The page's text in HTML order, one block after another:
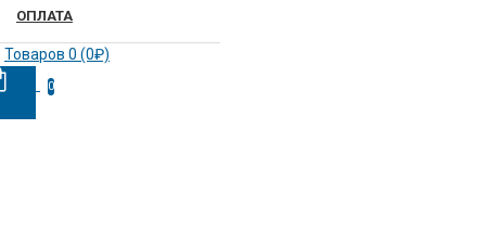
ОПЛАТА
Товаров 0 (0₽)
0